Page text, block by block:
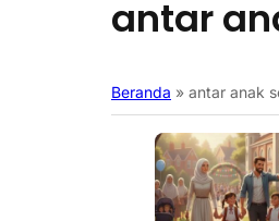
antar
Beranda » antar anak